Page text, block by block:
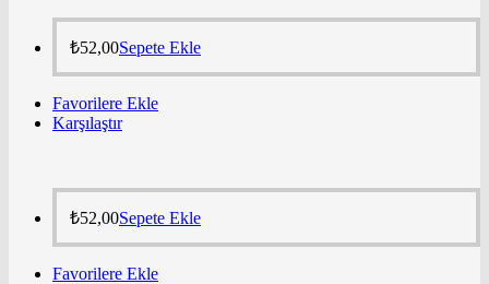
₺52,00Sepete Ekle
Favorilere Ekle
Karşılaştır
₺52,00Sepete Ekle
Favorilere Ekle